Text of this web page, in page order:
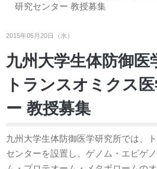
研究センター 教授募集
2015年05月20日（水）
九州大学生体防御医
トランスオミクス
ー 教授募集
九州大学生体防御医学研究所では、
センターを設置し、ゲノム・エピゲ